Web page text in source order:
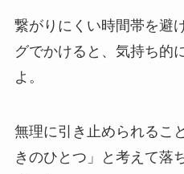
繋がりにくい時間帯を避
グでかけると、気持ち的
よ。
無理に引き止められるこ
きのひとつ」と考えて落